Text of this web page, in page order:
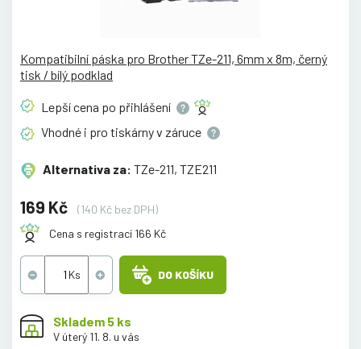
Kompatibilní páska pro Brother TZe-211, 6mm x 8m, černý
tisk / bílý podklad
Lepší cena po přihlášení
Vhodné i pro tiskárny v záruce
Alternativa za: TZe-211, TZE211
169 Kč
(140 Kč bez DPH)
Cena s registrací 166 Kč
DO KOŠÍKU
Skladem 5 ks
V úterý 11. 8. u vás